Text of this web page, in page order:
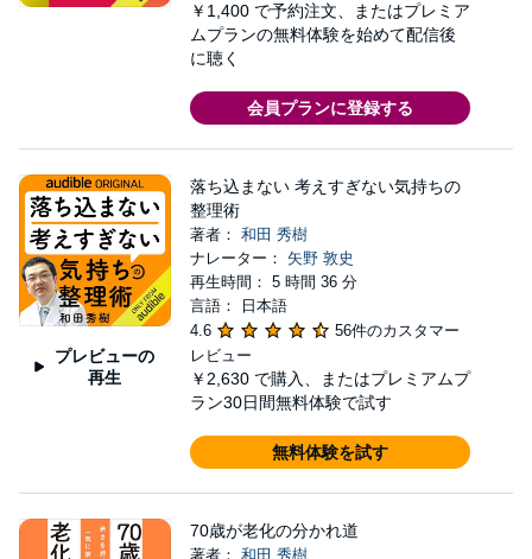
￥1,400 で予約注文、またはプレミア
ムプランの無料体験を始めて配信後
に聴く
会員プランに登録する
プレビューの
再生
落ち込まない 考えすぎない気持ちの
整理術
著者： 和田 秀樹
ナレーター： 矢野 敦史
再生時間： 5 時間 36 分
言語： 日本語
4.6
56件のカスタマー
レビュー
￥2,630 で購入、またはプレミアムプ
ラン30日間無料体験で試す
無料体験を試す
70歳が老化の分かれ道
著者： 和田 秀樹